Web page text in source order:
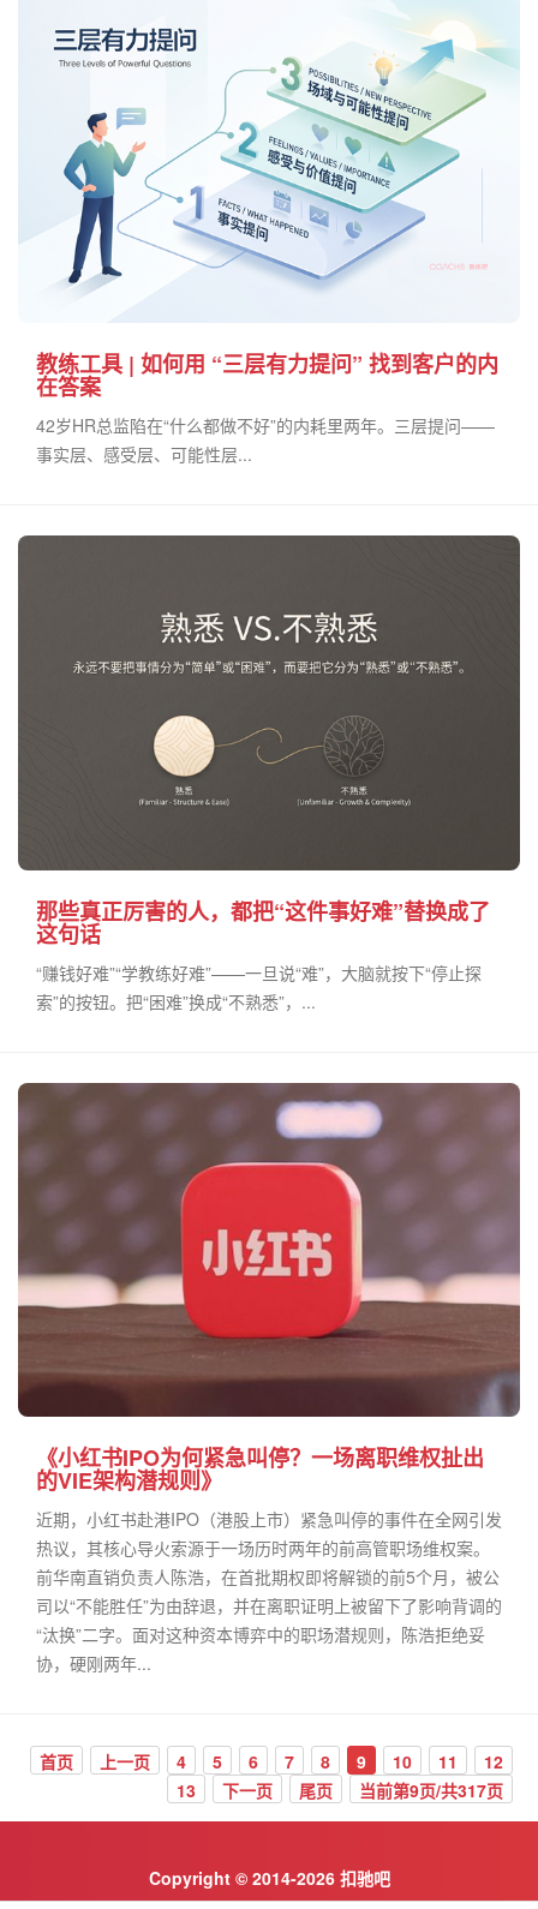
教练工具 | 如何用 “三层有力提问” 找到客户的内
在答案
42岁HR总监陷在“什么都做不好”的内耗里两年。三层提问——
事实层、感受层、可能性层...
那些真正厉害的人，都把“这件事好难”替换成了
这句话
“赚钱好难”“学教练好难”——一旦说“难”，大脑就按下“停止探
索”的按钮。把“困难”换成“不熟悉”，...
《小红书IPO为何紧急叫停？一场离职维权扯出
的VIE架构潜规则》
近期，小红书赴港IPO（港股上市）紧急叫停的事件在全网引发
热议，其核心导火索源于一场历时两年的前高管职场维权案。
前华南直销负责人陈浩，在首批期权即将解锁的前5个月，被公
司以“不能胜任”为由辞退，并在离职证明上被留下了影响背调的
“汰换”二字。面对这种资本博弈中的职场潜规则，陈浩拒绝妥
协，硬刚两年...
首页 上一页 4 5 6 7 8 9 10 11
12
13
下一页 尾页 当前第9页/共317页
Copyright © 2014-2026 扣驰吧